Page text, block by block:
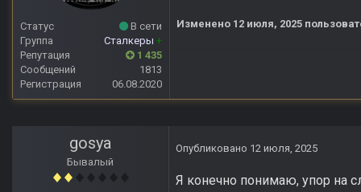
Статус
В сети
Группа
Сталкеры +
Репутация
1 435
Сообщений
1813
Регистрация
06.08.2020
Изменено 12 июля, 2025
gosya
Бывалый
Опубликовано 12 июля, 2025
Я конечно понимаю, упор на